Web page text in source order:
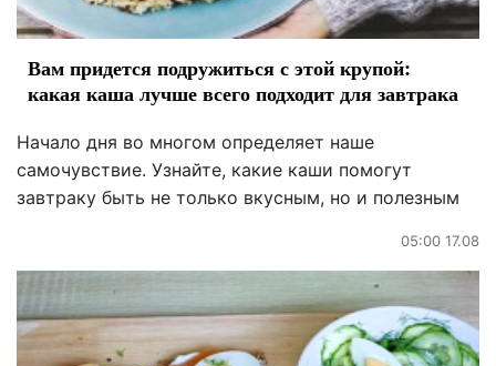
Вам придется подружиться с этой крупой:
какая каша лучше всего подходит для завтрака
Начало дня во многом определяет наше
самочувствие. Узнайте, какие каши помогут
завтраку быть не только вкусным, но и полезным
05:00 17.08